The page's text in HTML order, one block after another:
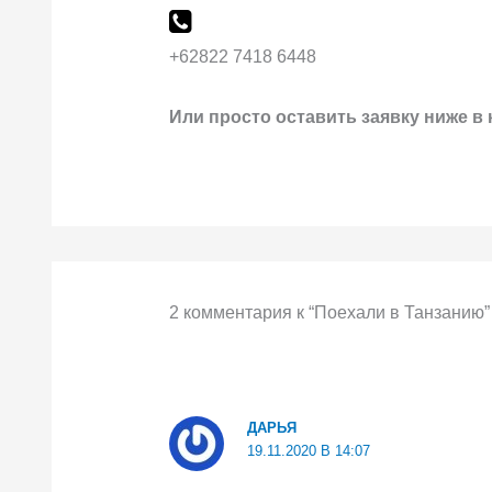
+62822 7418 6448
Или просто оставить заявку ниже в
2 комментария к “Поехали в Танзанию”
ДАРЬЯ
19.11.2020 В 14:07